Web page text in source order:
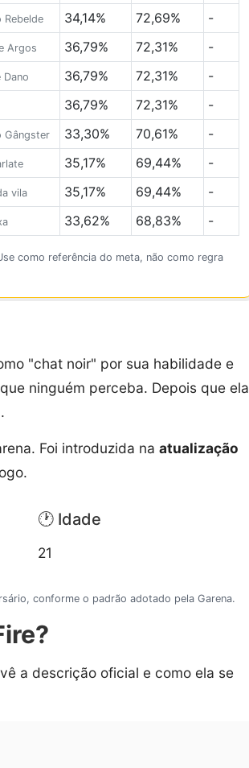
Rebelde 34,14% 72,69%
-
Argos 36,79% 72,31%
-
Dano 36,79% 72,31%
-
36,79% 72,31%
-
Gângster 33,30% 70,61%
-
35,17% 69,44%
-
vila 35,17% 69,44%
-
33,62% 68,83% -
como referência do meta, não como regra
"chat noir" por sua habilidade e
ninguém perceba. Depois que ela
Foi introduzida na atualização
🕐 Idade
21
conforme o padrão adotado pela Garena.
a descrição oficial e como ela se